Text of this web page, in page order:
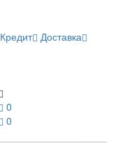
Кредит Доставка
0
0